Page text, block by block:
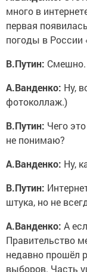
много в
первая
погоды в России
В.Путин: Смешно.
А.Ванденко: Ну,
фотоколлаж.)
В.Путин: Чего
не понимаю?
А.Ванденко: Ну,
В.Путин:
штука, но не
А.Ванденко: А
Правительство
недавно прошёл
выборов. Часть